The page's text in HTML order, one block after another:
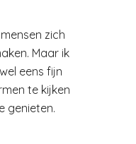
zich
Maar ik
eens fijn
te kijken
genieten.